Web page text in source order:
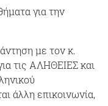
για την
με τον κ.
τις ΑΛΗΘΕΙΕΣ και
άλλη επικοινωνία,